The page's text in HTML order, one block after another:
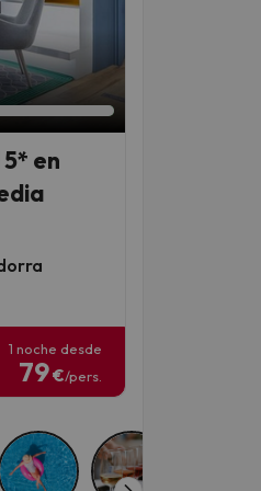
en
1 noche desde
79€/pers.